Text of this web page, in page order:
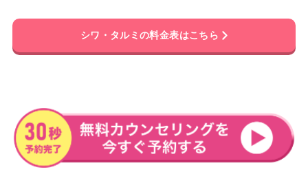
シワ・タルミの料金表はこちら